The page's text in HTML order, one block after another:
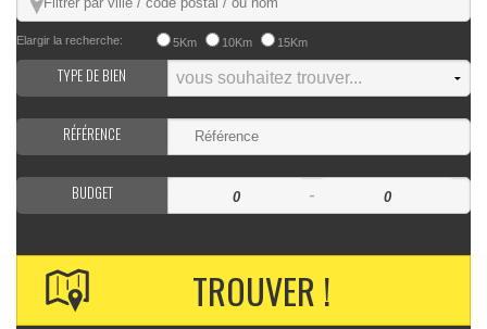
Elargir la recherche: 5Km 10Km 15Km
TYPE DE BIEN
RÉFÉRENCE
BUDGET -